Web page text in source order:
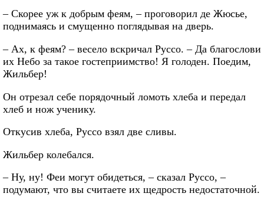
– Скорее уж к добрым феям, – проговорил де Жюсье,
поднимаясь и смущенно поглядывая на дверь.
– Ах, к феям? – весело вскричал Руссо. – Да благослови
их Небо за такое гостеприимство! Я голоден. Поедим,
Жильбер!
Он отрезал себе порядочный ломоть хлеба и передал
хлеб и нож ученику.
Откусив хлеба, Руссо взял две сливы.
Жильбер колебался.
– Ну, ну! Феи могут обидеться, – сказал Руссо, –
подумают, что вы считаете их щедрость недостаточной.